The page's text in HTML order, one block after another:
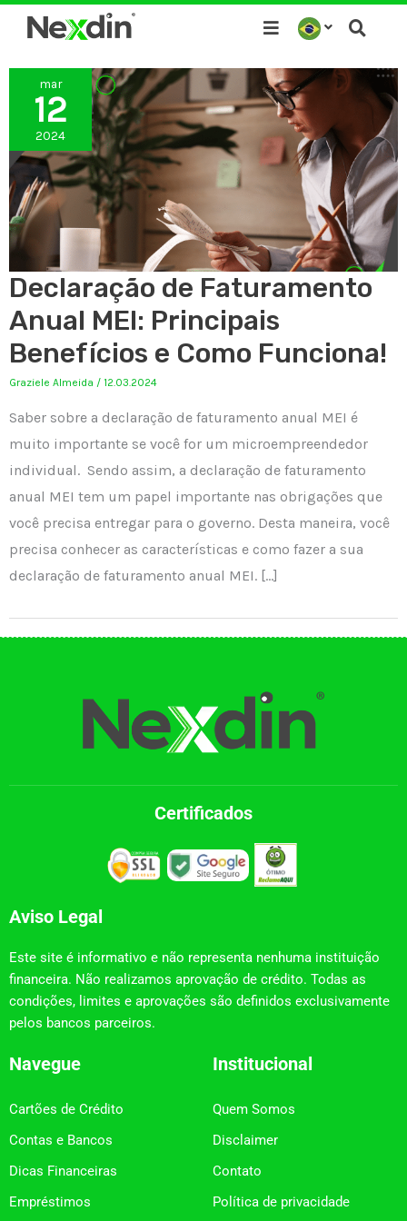
para
conteúdo
mar
12
2024
Declaração de Faturamento
Anual MEI: Principais
Benefícios e Como Funciona!
Graziele Almeida / 12.03.2024
Saber sobre a declaração de faturamento anual MEI é
muito importante se você for um microempreendedor
individual. Sendo assim, a declaração de faturamento
anual MEI tem um papel importante nas obrigações que
você precisa entregar para o governo. Desta maneira, você
precisa conhecer as características e como fazer a sua
declaração de faturamento anual MEI. […]
Certificados
Aviso Legal
Este site é informativo e não representa nenhuma instituição
financeira. Não realizamos aprovação de crédito. Todas as
condições, limites e aprovações são definidos exclusivamente
pelos bancos parceiros.
Navegue
Cartões de Crédito
Contas e Bancos
Dicas Financeiras
Empréstimos
Institucional
Quem Somos
Disclaimer
Contato
Política de privacidade